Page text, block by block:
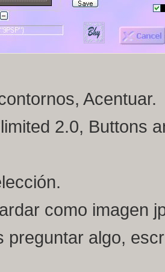
Acentuar.
2.0, Buttons
como imagen
preguntar algo,